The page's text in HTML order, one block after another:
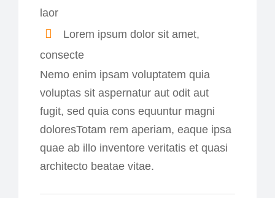
laor
Lorem ipsum dolor sit amet,
consecte
Nemo enim ipsam voluptatem quia
voluptas sit aspernatur aut odit aut
fugit, sed quia cons equuntur magni
doloresTotam rem aperiam, eaque ipsa
quae ab illo inventore veritatis et quasi
architecto beatae vitae.